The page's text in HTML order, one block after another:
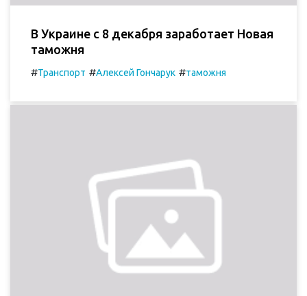
В Украине с 8 декабря заработает Новая
таможня
#Транспорт #Алексей Гончарук #таможня